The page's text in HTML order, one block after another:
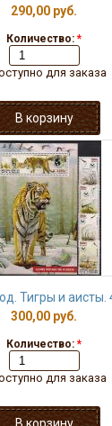
290,00 руб.
Количество: *
для заказа
Тигры и аисты.
300,00 руб.
Количество: *
для заказа